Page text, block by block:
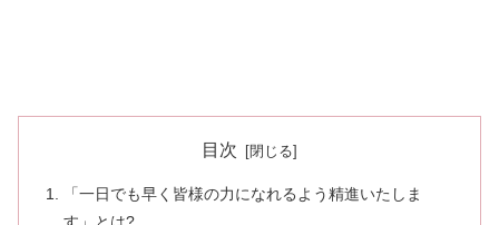
目次
「一日でも早く皆様の力になれるよう精進いたしま